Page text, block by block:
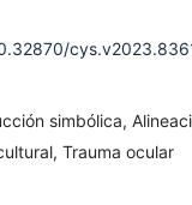
simbólica,
Trauma ocular